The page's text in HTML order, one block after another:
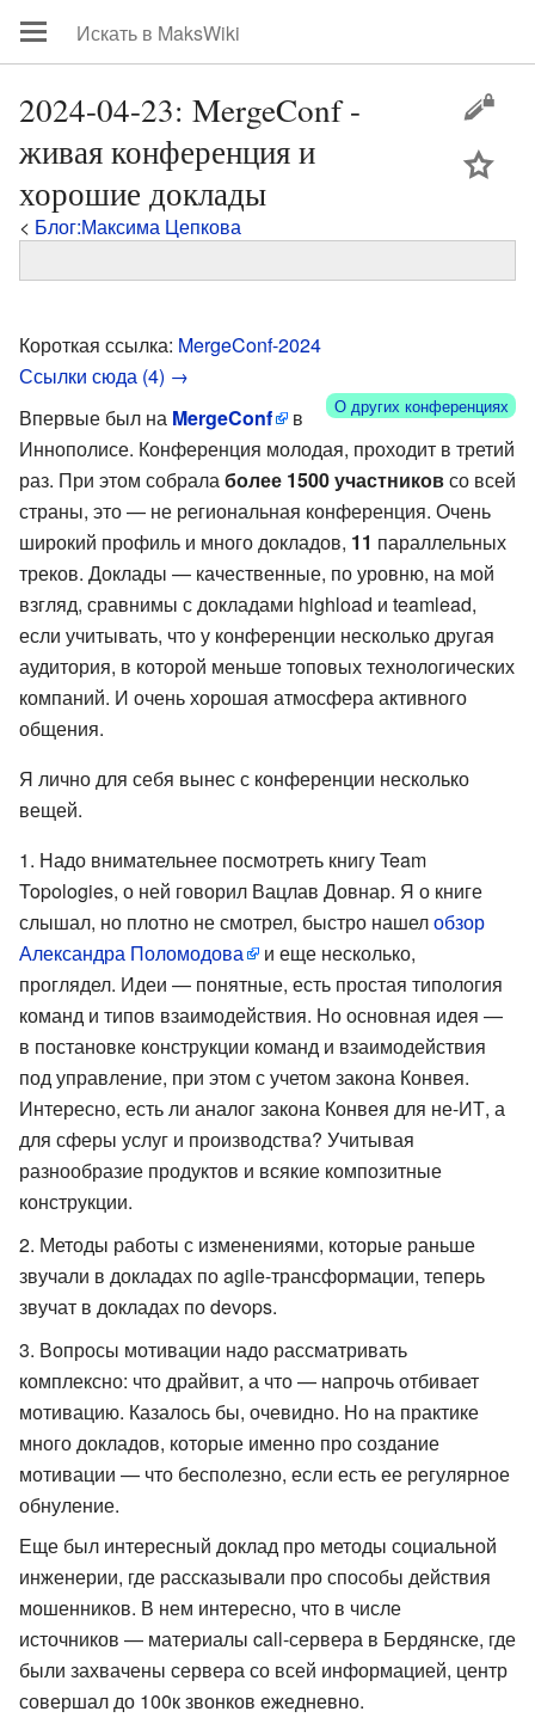
2024-04-23: MergeConf -
живая конференция и
хорошие доклады
< Блог:Максима Цепкова
Короткая ссылка: MergeConf-2024
Ссылки сюда (4) →
О других конференциях
Впервые был на MergeConf
в
Иннополисе. Конференция молодая, проходит в третий
раз. При этом собралаболее 1500 участниковсо всей
страны, это — не региональная конференция. Очень
широкий профиль и много докладов, 11 параллельных
треков. Доклады — качественные, по уровню, на мой
взгляд, сравнимы с докладами highload и teamlead,
если учитывать, что у конференции несколько другая
аудитория, в которой меньше топовых технологических
компаний. И очень хорошая атмосфера активного
общения.
Я лично для себя вынес с конференции несколько
вещей.
Надо внимательнее посмотреть книгу Team
Topologies, о ней говорил Вацлав Довнар. Я о книге
слышал, но плотно не смотрел, быстро нашелобзор
Александра Поломодова
и еще несколько,
проглядел. Идеи — понятные, есть простая типология
команд и типов взаимодействия. Но основная идея —
в постановке конструкции команд и взаимодействия
под управление, при этом с учетом закона Конвея.
Интересно, есть ли аналог закона Конвея для не-ИТ, а
для сферы услуг и производства? Учитывая
разнообразие продуктов и всякие композитные
конструкции.
Методы работы с изменениями, которые раньше
звучали в докладах по agile-трансформации, теперь
звучат в докладах по devops.
Вопросы мотивации надо рассматривать
комплексно: что драйвит, а что — напрочь отбивает
мотивацию. Казалось бы, очевидно. Но на практике
много докладов, которые именно про создание
мотивации — что бесполезно, если есть ее регулярное
обнуление.
Еще был интересный доклад про методы социальной
инженерии, где рассказывали про способы действия
мошенников. В нем интересно, что в числе
источников — материалы call-сервера в Бердянске, где
были захвачены сервера со всей информацией, центр
совершал до 100к звонков ежедневно.